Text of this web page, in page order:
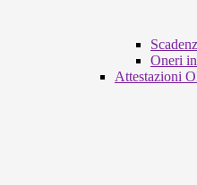
Oneri
Attestazioni